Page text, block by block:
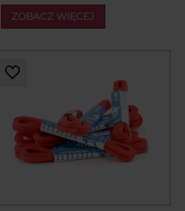
ZOBACZ WIĘCEJ